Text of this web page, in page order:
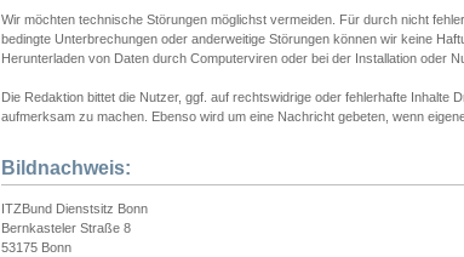
Wir möchten technische Störungen möglichst vermeiden. Für durch nicht
bedingte Unterbrechungen oder anderweitige Störungen können wir keine
Herunterladen von Daten durch Computerviren oder bei der Installation oder
Die Redaktion bittet die Nutzer, ggf. auf rechtswidrige oder fehlerhafte Inhalte
aufmerksam zu machen. Ebenso wird um eine Nachricht gebeten, wenn
Bildnachweis:
ITZBund Dienstsitz Bonn
Bernkasteler Straße 8
53175 Bonn